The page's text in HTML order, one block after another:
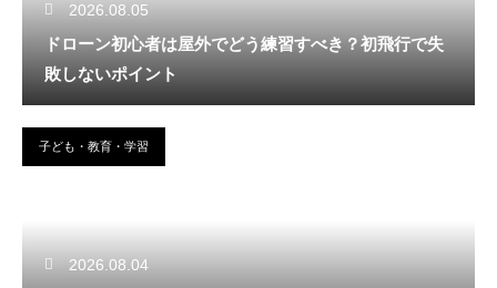
2026.08.05
ドローン初心者は屋外でどう練習すべき？初飛行で失
敗しないポイント
子ども・教育・学習
2026.08.04